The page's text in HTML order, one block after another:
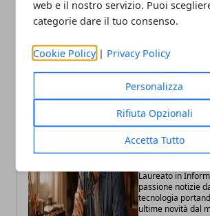
web e il nostro servizio. Puoi
categorie dare il tuo consenso.
Cookie Policy | Privacy Policy
Personalizza
Rifiuta Opzionali
Accetta Tutto
resisterà alla pressione
esercitata da un martello?
Surface
Claudio Banfi
Laureato in
passione notizie
tecnologia
ultime novità dal